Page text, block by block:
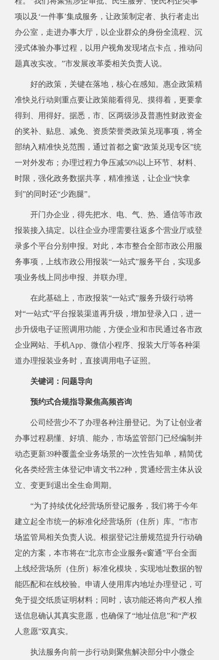
项以及‘一件事’集成服务，让政策制定者、执行者走出
办公室，走进办事大厅，以企业群众的身份全流程、沉
浸式体验办事过程，以用户视角发现堵点卡点，推动问
题真改实改。”市发展改革委相关负责人说。
好的政策，关键在落地，核心在感知。惠企政策精
准快兑行动则重点要让政策能看得见、摸得着，更要拿
得到、用得好。据悉，市、区两级涉及普惠性财政资金
的奖补、贴息、减免、资质荣誉类政策兑现事项，将全
部纳入精准快兑范围，通过首都之窗“政策兑现专区”统
一对外发布；办理过程力争压减50%以上环节、材料、
时限，强化政务数据共享，精准推送，让企业“快拿
到”的同时还“少跑腿”。
开门办企业，得先把水、电、气、热、通信等市政
报装接入搞定。以往企业办理需要往返多个营业厅或登
录多个平台分别申报。对此，本市整合全部市政公用服
务事项，上线市政公用报装“一站式”服务平台，实现多
项业务线上同步申报、并联办理。
在此基础上，市政报装“一站式”服务升级行动将
对“一站式”平台报装渠道再升级，增加登录入口，进一
步升级电子证照调用功能，方便企业和市民通过各市政
企业网站、手机App、微信小程序、报装大厅等各种渠
道办理报装业务时，直接调用电子证照。
关键词：问题导向
预约式合规指导聚焦高频咨询
公司经营少不了办理各种注册登记。为了让创业者
办事过程易懂、好填、能办，市场监管部门已经编制并
动态更新39种覆盖全业务场景的一次性告知单，精简优
化各类经营主体登记申请文书22种，贯通经营主体从设
立、变更到退出全生命周期。
“为了持续优化经营场所登记服务，我们将于今年
建立起全市统一的标准化经营场所（住所）库。”市市
场监管局相关负责人说。根据登记注册规范提升行动确
定的方案，本市将在“北京市企业服务e窗通”平台全面
上线经营场所（住所）标准化模块，实现地址数据的智
能匹配和在线校验。申请人使用库内地址办理登记，可
免于提交纸质证明材料；同时，该功能还将向产权人推
送信息确认其真实意愿，也确保了“地址信息”和“产权
人意愿”双真实。
执法服务向前一步行动则聚焦解决部分中小微企